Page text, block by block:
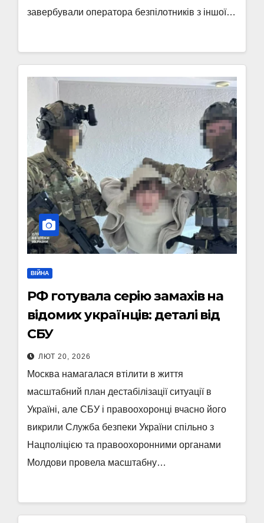
завербували оператора безпілотників з іншої…
ВІЙНА
РФ готувала серію замахів на
відомих українців: деталі від
СБУ
ЛЮТ 20, 2026
Москва намагалася втілити в життя
масштабний план дестабілізації ситуації в
Україні, але СБУ і правоохоронці вчасно його
викрили Служба безпеки України спільно з
Нацполіцією та правоохоронними органами
Молдови провела масштабну…